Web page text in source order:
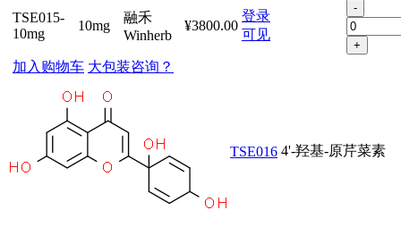
TSE015-
10mg
10mg
融禾
Winherb
¥3800.00
登录
可见
-
+
加入购物车 大包装咨询？
TSE016 4'-羟基-原芹菜素